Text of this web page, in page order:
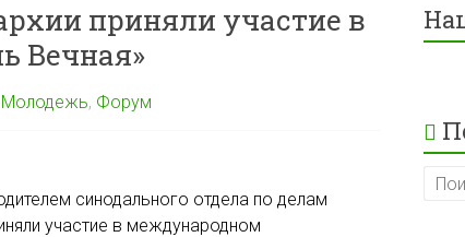
приняли участие в
Вечная»
Молодежь, Форум
синодального отдела по делам
участие в международном